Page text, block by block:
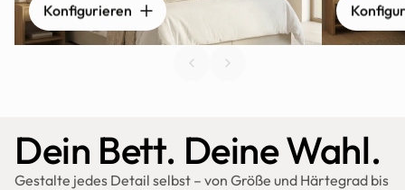
Konfigurieren
Dein Bett. Deine Wahl.
Gestalte jedes Detail selbst – von Größe und Härtegrad bis